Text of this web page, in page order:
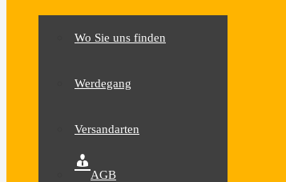
Wo Sie uns finden
Werdegang
Versandarten
AGB